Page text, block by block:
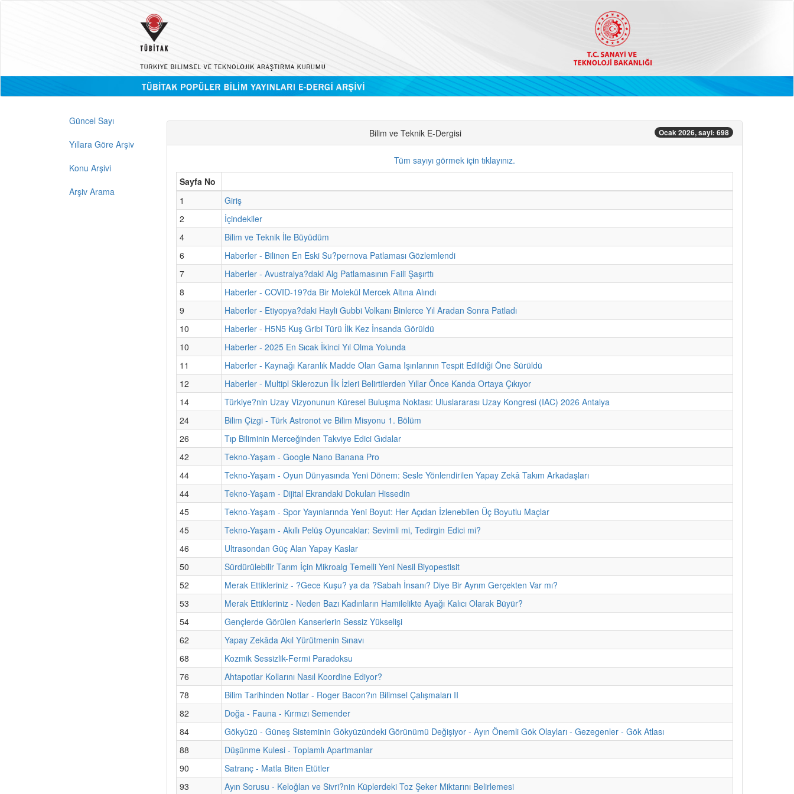
Güncel Sayı
Yıllara Göre Arşiv
Konu Arşivi
Arşiv Arama
Bilim ve Teknik E-Dergisi Ocak 2026, sayi: 698
Tüm sayıyı görmek için tıklayınız.
Sayfa No
1
Giriş
2
İçindekiler
4
Bilim ve Teknik İle Büyüdüm
6
Haberler - Bilinen En Eski Su?pernova Patlaması Gözlemlendi
7
Haberler - Avustralya?daki Alg Patlamasının Faili Şaşırttı
8
Haberler - COVID-19?da Bir Molekül Mercek Altına Alındı
9
Haberler - Etiyopya?daki Hayli Gubbi Volkanı Binlerce Yıl Aradan Sonra Patladı
10
Haberler - H5N5 Kuş Gribi Türü İlk Kez İnsanda Görüldü
10
Haberler - 2025 En Sıcak İkinci Yıl Olma Yolunda
11
Haberler - Kaynağı Karanlık Madde Olan Gama Işınlarının Tespit Edildiği Öne Sürüldü
12
Haberler - Multipl Sklerozun İlk İzleri Belirtilerden Yıllar Önce Kanda Ortaya Çıkıyor
14
Türkiye?nin Uzay Vizyonunun Küresel Buluşma Noktası: Uluslararası Uzay Kongresi (IAC) 2026 Antalya
24
Bilim Çizgi - Türk Astronot ve Bilim Misyonu 1. Bölüm
26
Tıp Biliminin Merceğinden Takviye Edici Gıdalar
42
Tekno-Yaşam - Google Nano Banana Pro
44
Tekno-Yaşam - Oyun Dünyasında Yeni Dönem: Sesle Yönlendirilen Yapay Zekâ Takım Arkadaşları
44
Tekno-Yaşam - Dijital Ekrandaki Dokuları Hissedin
45
Tekno-Yaşam - Spor Yayınlarında Yeni Boyut: Her Açıdan İzlenebilen Üç Boyutlu Maçlar
45
Tekno-Yaşam - Akıllı Pelüş Oyuncaklar: Sevimli mi, Tedirgin Edici mi?
46
Ultrasondan Güç Alan Yapay Kaslar
50
Sürdürülebilir Tarım İçin Mikroalg Temelli Yeni Nesil Biyopestisit
52
Merak Ettikleriniz - ?Gece Kuşu? ya da ?Sabah İnsanı? Diye Bir Ayrım Gerçekten Var mı?
53
Merak Ettikleriniz - Neden Bazı Kadınların Hamilelikte Ayağı Kalıcı Olarak Büyür?
54
Gençlerde Görülen Kanserlerin Sessiz Yükselişi
62
Yapay Zekâda Akıl Yürütmenin Sınavı
68
Kozmik Sessizlik-Fermi Paradoksu
76
Ahtapotlar Kollarını Nasıl Koordine Ediyor?
78
Bilim Tarihinden Notlar - Roger Bacon?ın Bilimsel Çalışmaları II
82
Doğa - Fauna - Kırmızı Semender
84
Gökyüzü - Güneş Sisteminin Gökyüzündeki Görünümü Değişiyor - Ayın Önemli Gök Olayları - Gezegenler - Gök Atlası
88
Düşünme Kulesi - Toplamlı Apartmanlar
90
Satranç - Matla Biten Etütler
93
Ayın Sorusu - Keloğlan ve Sivri?nin Küplerdeki Toz Şeker Miktarını Belirlemesi